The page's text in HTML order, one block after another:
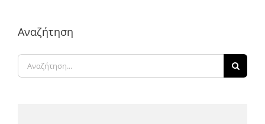
Αναζήτηση
Αναζήτηση
για: